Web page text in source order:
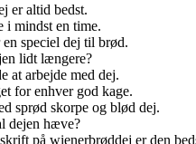
er altid bedst.
i mindst en time.
speciel dej til brød.
lidt længere?
at arbejde med dej.
for enhver god kage.
sprød skorpe og blød dej.
dejen hæve?
på wienerbrøddej er den